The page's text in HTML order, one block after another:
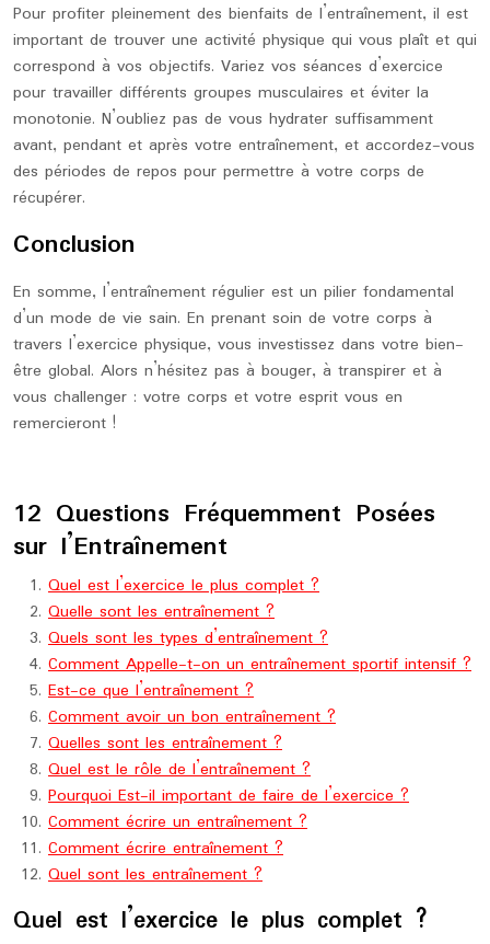
Pour profiter pleinement des bienfaits de l’entraînement, il est
important de trouver une activité physique qui vous plaît et qui
correspond à vos objectifs. Variez vos séances d’exercice
pour travailler différents groupes musculaires et éviter la
monotonie. N’oubliez pas de vous hydrater suffisamment
avant, pendant et après votre entraînement, et accordez-vous
des périodes de repos pour permettre à votre corps de
récupérer.
Conclusion
En somme, l’entraînement régulier est un pilier fondamental
d’un mode de vie sain. En prenant soin de votre corps à
travers l’exercice physique, vous investissez dans votre bien-
être global. Alors n’hésitez pas à bouger, à transpirer et à
vous challenger : votre corps et votre esprit vous en
remercieront !
12 Questions Fréquemment Posées
sur l’Entraînement
Quel est l’exercice le plus complet ?
Quelle sont les entraînement ?
Quels sont les types d’entraînement ?
Comment Appelle-t-on un entraînement sportif intensif ?
Est-ce que l’entraînement ?
Comment avoir un bon entraînement ?
Quelles sont les entraînement ?
Quel est le rôle de l’entraînement ?
Pourquoi Est-il important de faire de l’exercice ?
Comment écrire un entraînement ?
Comment écrire entraînement ?
Quel sont les entraînement ?
Quel est l’exercice le plus complet ?